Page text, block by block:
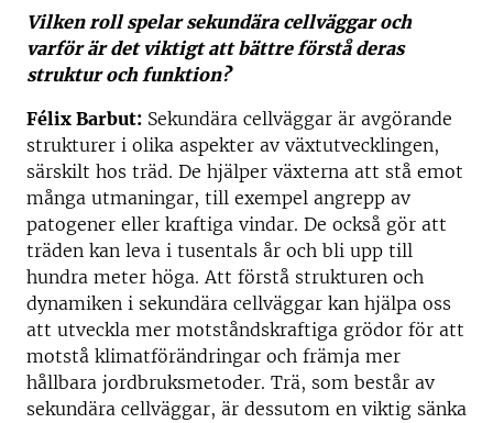
Vilken roll spelar sekundära cellväggar och
varför är det viktigt att bättre förstå deras
struktur och funktion?
Félix Barbut: Sekundära cellväggar är avgörande
strukturer i olika aspekter av växtutvecklingen,
särskilt hos träd. De hjälper växterna att stå emot
många utmaningar, till exempel angrepp av
patogener eller kraftiga vindar. De också gör att
träden kan leva i tusentals år och bli upp till
hundra meter höga. Att förstå strukturen och
dynamiken i sekundära cellväggar kan hjälpa oss
att utveckla mer motståndskraftiga grödor för att
motstå klimatförändringar och främja mer
hållbara jordbruksmetoder. Trä, som består av
sekundära cellväggar, är dessutom en viktig sänka